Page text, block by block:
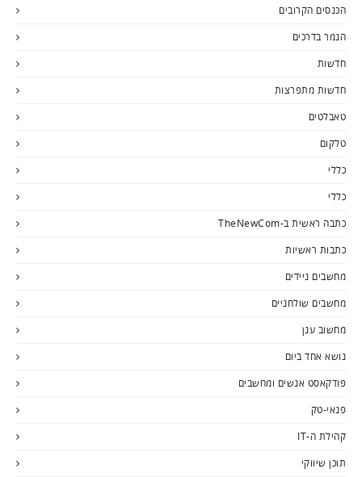
הכנסים הקרובים
הנמר בדרכים
חדשות
חדשות מתפרצות
טאבלטים
טלקום
כללי
כללי
כתבה ראשית ב-TheNewCom
כתבות ראשיות
מחשבים ניידים
מחשבים שולחניים
מחשוב ענן
נושא אחד ביום
פודקאסט אנשים ומחשבים
פנאי-טק
קהילת ה-IT
תוכן שיווקי